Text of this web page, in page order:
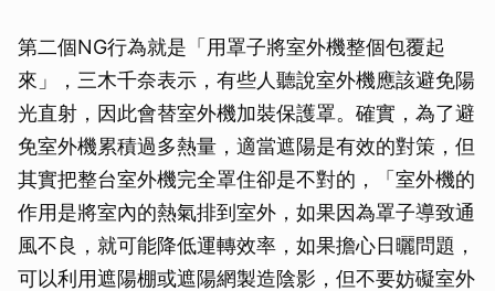
第二個NG行為就是「用罩子將室外機整個包覆起
來」，三木千奈表示，有些人聽說室外機應該避免陽
光直射，因此會替室外機加裝保護罩。確實，為了避
免室外機累積過多熱量，適當遮陽是有效的對策，但
其實把整台室外機完全罩住卻是不對的，「室外機的
作用是將室內的熱氣排到室外，如果因為罩子導致通
風不良，就可能降低運轉效率，如果擔心日曬問題，
可以利用遮陽棚或遮陽網製造陰影，但不要妨礙室外